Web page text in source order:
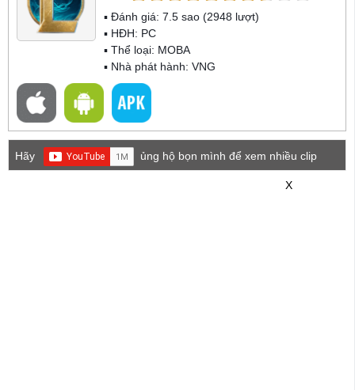
▪ Đánh giá: 7.5 sao (2948 lượt)
▪ HĐH: PC
▪ Thể loại: MOBA
▪ Nhà phát hành: VNG
Hãy
ủng hộ bọn mình để xem nhiều clip
X